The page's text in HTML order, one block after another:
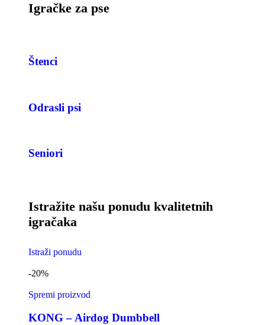
Igračke za pse
Štenci
Odrasli psi
Seniori
Istražite našu ponudu kvalitetnih
igračaka
Istraži ponudu
-20%
Spremi proizvod
KONG – Airdog Dumbbell